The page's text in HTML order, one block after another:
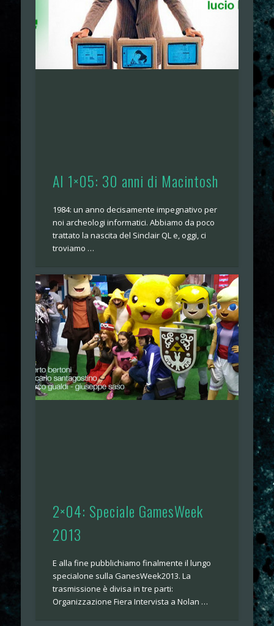
AI 1×05: 30 anni di Macintosh
1984: un anno decisamente impegnativo per
noi archeologi informatici. Abbiamo da poco
trattato la nascita del Sinclair QL e, oggi, ci
troviamo …
2×04: Speciale GamesWeek
2013
E alla fine pubblichiamo finalmente il lungo
specialone sulla GanesWeek2013. La
trasmissione è divisa in tre parti:
Organizzazione Fiera Intervista a Nolan …